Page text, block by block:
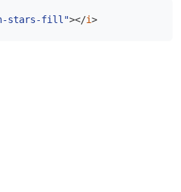
stars-fill"></i>